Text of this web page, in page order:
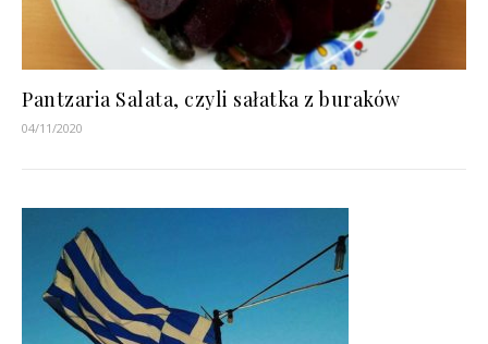
Pantzaria Salata, czyli sałatka z buraków
04/11/2020